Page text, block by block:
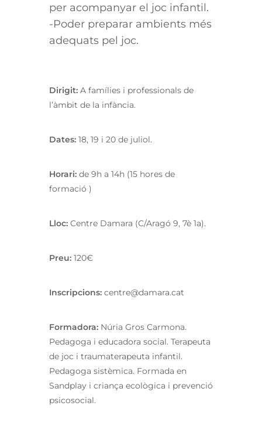
per acompanyar el joc infantil.
-Poder preparar ambients més
adequats pel joc.
Dirigit: A famílies i professionals de
l’àmbit de la infància.
Dates: 18, 19 i 20 de juliol.
Horari: de 9h a 14h (15 hores de
formació )
Lloc: Centre Damara (C/Aragó 9, 7è 1a).
Preu: 120€
Inscripcions: centre@damara.cat
Formadora: Núria Gros Carmona.
Pedagoga i educadora social. Terapeuta
de joc i traumaterapeuta infantil.
Pedagoga sistèmica. Formada en
Sandplay i criança ecològica i prevenció
psicosocial.